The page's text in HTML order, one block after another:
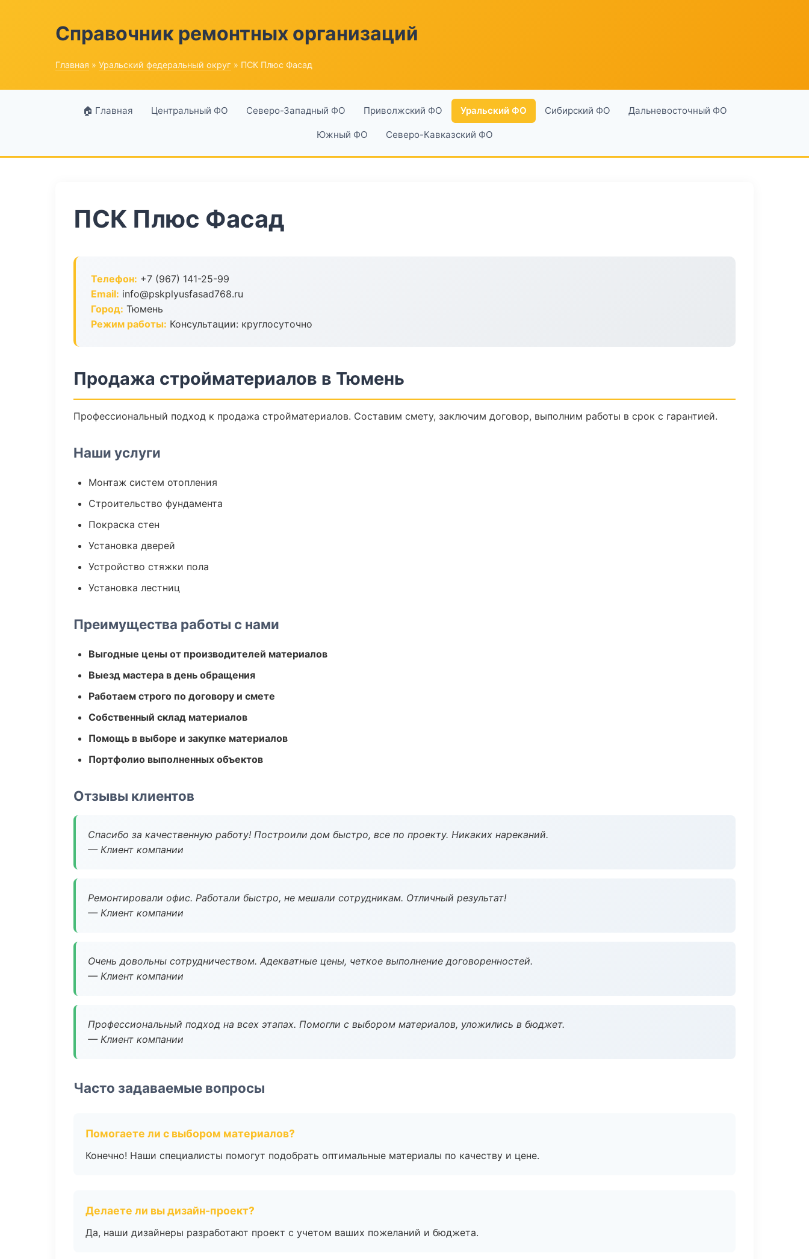
Справочник ремонтных организаций
Главная » Уральский федеральный округ » ПСК Плюс Фасад
🏠 Главная Центральный ФО Северо-Западный ФО Приволжский ФО Уральский ФО Сибирский ФО Дальневосточный ФО
Южный ФО Северо-Кавказский ФО
ПСК Плюс Фасад
Телефон: +7 (967) 141-25-99
Email: info@pskplyusfasad768.ru
Город: Тюмень
Режим работы: Консультации: круглосуточно
Продажа стройматериалов в Тюмень
Профессиональный подход к продажа стройматериалов. Составим смету, заключим договор, выполним работы в срок с гарантией.
Наши услуги
Монтаж систем отопления
Строительство фундамента
Покраска стен
Установка дверей
Устройство стяжки пола
Установка лестниц
Преимущества работы с нами
Выгодные цены от производителей материалов
Выезд мастера в день обращения
Работаем строго по договору и смете
Собственный склад материалов
Помощь в выборе и закупке материалов
Портфолио выполненных объектов
Отзывы клиентов
Спасибо за качественную работу! Построили дом быстро, все по проекту. Никаких нареканий.
— Клиент компании
Ремонтировали офис. Работали быстро, не мешали сотрудникам. Отличный результат!
— Клиент компании
Очень довольны сотрудничеством. Адекватные цены, четкое выполнение договоренностей.
— Клиент компании
Профессиональный подход на всех этапах. Помогли с выбором материалов, уложились в бюджет.
— Клиент компании
Часто задаваемые вопросы
Помогаете ли с выбором материалов?
Конечно! Наши специалисты помогут подобрать оптимальные материалы по качеству и цене.
Делаете ли вы дизайн-проект?
Да, наши дизайнеры разработают проект с учетом ваших пожеланий и бюджета.